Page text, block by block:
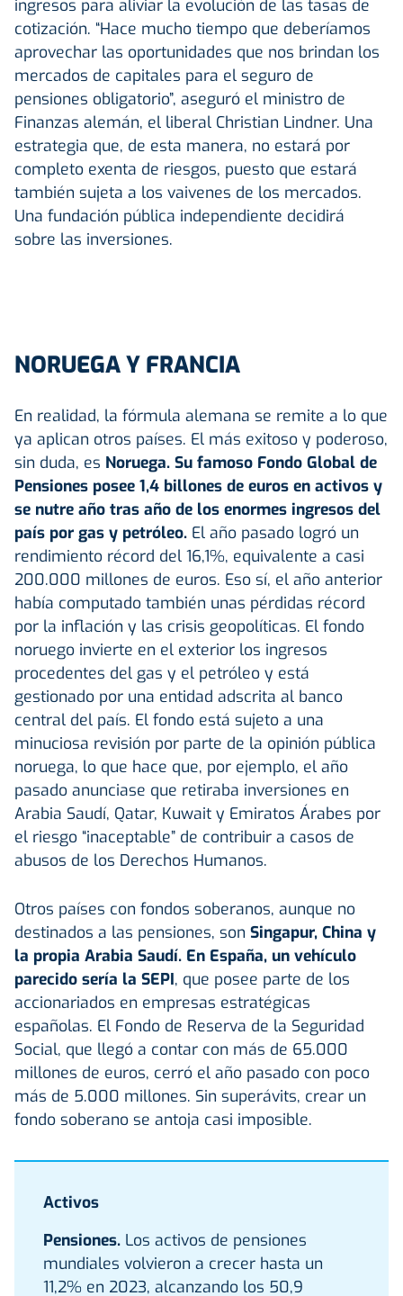
ingresos para aliviar la evolución de las tasas de
cotización. “Hace mucho tiempo que deberíamos
aprovechar las oportunidades que nos brindan los
mercados de capitales para el seguro de
pensiones obligatorio”, aseguró el ministro de
Finanzas alemán, el liberal Christian Lindner. Una
estrategia que, de esta manera, no estará por
completo exenta de riesgos, puesto que estará
también sujeta a los vaivenes de los mercados.
Una fundación pública independiente decidirá
sobre las inversiones.
NORUEGA Y FRANCIA
En realidad, la fórmula alemana se remite a lo que
ya aplican otros países. El más exitoso y poderoso,
sin duda, es Noruega. Su famoso Fondo Global de
Pensiones posee 1,4 billones de euros en activos y
se nutre año tras año de los enormes ingresos del
país por gas y petróleo. El año pasado logró un
rendimiento récord del 16,1%, equivalente a casi
200.000 millones de euros. Eso sí, el año anterior
había computado también unas pérdidas récord
por la inflación y las crisis geopolíticas. El fondo
noruego invierte en el exterior los ingresos
procedentes del gas y el petróleo y está
gestionado por una entidad adscrita al banco
central del país. El fondo está sujeto a una
minuciosa revisión por parte de la opinión pública
noruega, lo que hace que, por ejemplo, el año
pasado anunciase que retiraba inversiones en
Arabia Saudí, Qatar, Kuwait y Emiratos Árabes por
el riesgo “inaceptable” de contribuir a casos de
abusos de los Derechos Humanos.
Otros países con fondos soberanos, aunque no
destinados a las pensiones, son Singapur, China y
la propia Arabia Saudí. En España, un vehículo
parecido sería la SEPI, que posee parte de los
accionariados en empresas estratégicas
españolas. El Fondo de Reserva de la Seguridad
Social, que llegó a contar con más de 65.000
millones de euros, cerró el año pasado con poco
más de 5.000 millones. Sin superávits, crear un
fondo soberano se antoja casi imposible.
Activos
Pensiones. Los activos de pensiones
mundiales volvieron a crecer hasta un
11,2% en 2023, alcanzando los 50,9